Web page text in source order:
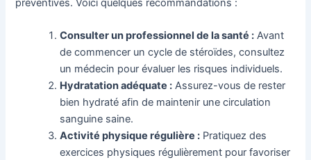
préventives. Voici quelques recommandations :
Consulter un professionnel de la santé : Avant
de commencer un cycle de stéroïdes, consultez
un médecin pour évaluer les risques individuels.
Hydratation adéquate : Assurez-vous de rester
bien hydraté afin de maintenir une circulation
sanguine saine.
Activité physique régulière : Pratiquez des
exercices physiques régulièrement pour favoriser